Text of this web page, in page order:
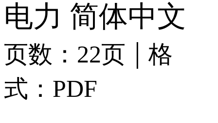
电力 简体中文
页数：22页 | 格
式：PDF